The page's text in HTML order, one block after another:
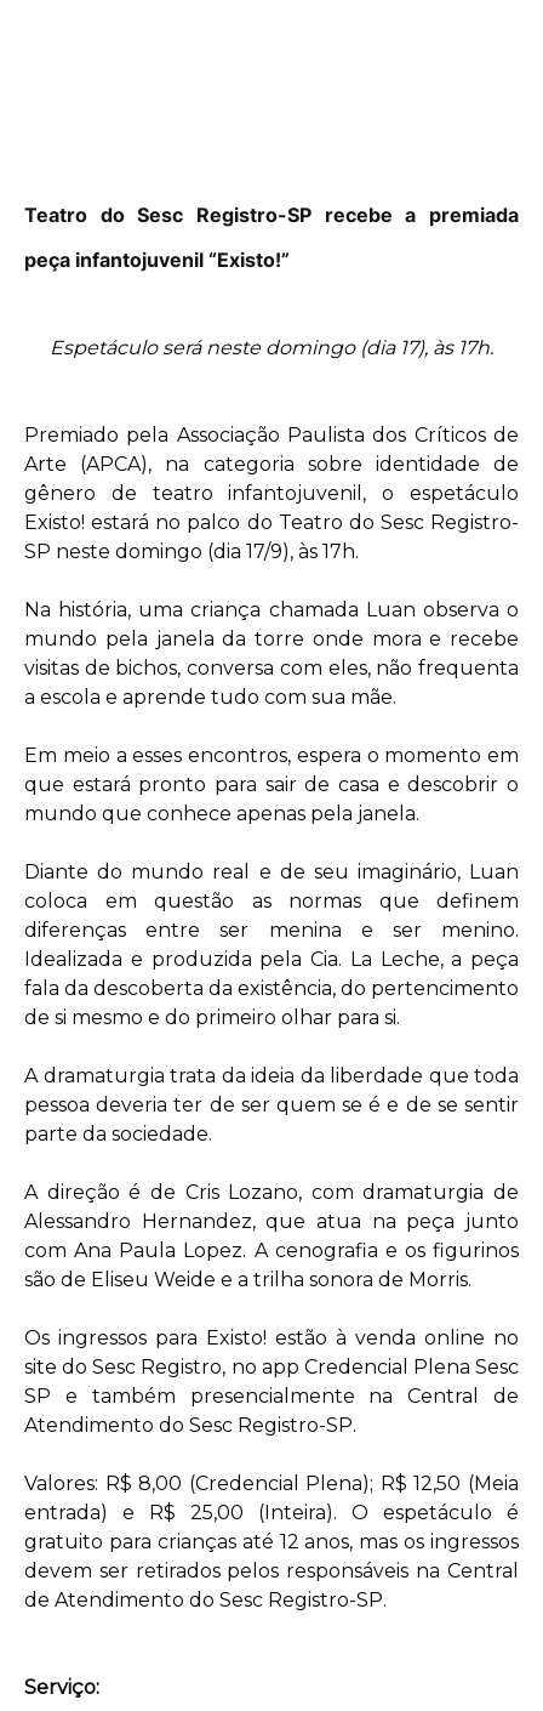
Teatro do Sesc Registro-SP recebe a premiada
peça infantojuvenil “Existo!”
Espetáculo será neste domingo (dia 17), às 17h.
Premiado pela Associação Paulista dos Críticos de
Arte (APCA), na categoria sobre identidade de
gênero de teatro infantojuvenil, o espetáculo
Existo! estará no palco do Teatro do Sesc Registro-
SP neste domingo (dia 17/9), às 17h.
Na história, uma criança chamada Luan observa o
mundo pela janela da torre onde mora e recebe
visitas de bichos, conversa com eles, não frequenta
a escola e aprende tudo com sua mãe.
Em meio a esses encontros, espera o momento em
que estará pronto para sair de casa e descobrir o
mundo que conhece apenas pela janela.
Diante do mundo real e de seu imaginário, Luan
coloca em questão as normas que definem
diferenças entre ser menina e ser menino.
Idealizada e produzida pela Cia. La Leche, a peça
fala da descoberta da existência, do pertencimento
de si mesmo e do primeiro olhar para si.
A dramaturgia trata da ideia da liberdade que toda
pessoa deveria ter de ser quem se é e de se sentir
parte da sociedade.
A direção é de Cris Lozano, com dramaturgia de
Alessandro Hernandez, que atua na peça junto
com Ana Paula Lopez. A cenografia e os figurinos
são de Eliseu Weide e a trilha sonora de Morris.
Os ingressos para Existo! estão à venda online no
site do Sesc Registro, no app Credencial Plena Sesc
SP e também presencialmente na Central de
Atendimento do Sesc Registro-SP.
Valores: R$ 8,00 (Credencial Plena); R$ 12,50 (Meia
entrada) e R$ 25,00 (Inteira). O espetáculo é
gratuito para crianças até 12 anos, mas os ingressos
devem ser retirados pelos responsáveis na Central
de Atendimento do Sesc Registro-SP.
Serviço: